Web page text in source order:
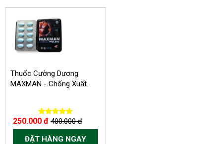
-150.000 VND
Thuốc Cường Dương
MAXMAN - Chống Xuất...
250.000 đ 400.000 đ
ĐẶT HÀNG NGAY